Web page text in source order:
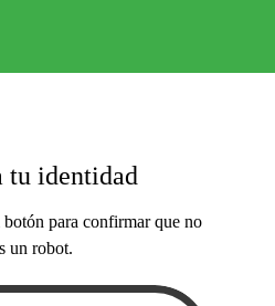
tu identidad
para confirmar que no
un robot.